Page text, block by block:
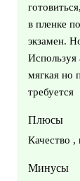
в пленке
экзамен.
Используя
мягкая но
требуется
Плюсы
Качество ,
Минусы